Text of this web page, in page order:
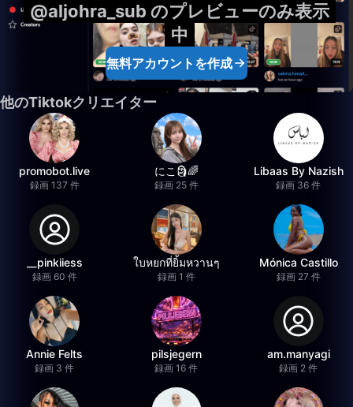
@aljohra_sub のプレビューのみ表示
中
無料アカウントを作成
他のTiktokクリエイター
promobot.live
録画 137 件
にこ🗿🌈
録画 25 件
Libaas By Nazish
録画 36 件
__pinkiiess
録画 60 件
ใบหยกที่ยิ้มหวานๆ
録画 1 件
Mónica Castillo
録画 27 件
Annie Felts
録画 3 件
pilsjegern
録画 16 件
am.manyagi
録画 2 件